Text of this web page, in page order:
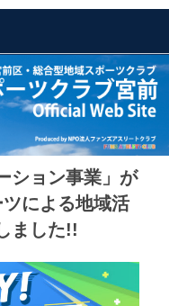
ション事業」が
による地域活
ました!!